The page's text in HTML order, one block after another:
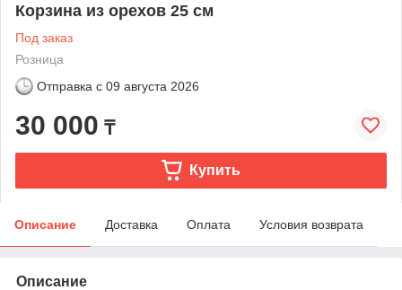
Корзина из орехов 25 см
Под заказ
Розница
Отправка с 09 августа 2026
30 000 ₸
Купить
Описание Доставка Оплата Условия возврата
Описание